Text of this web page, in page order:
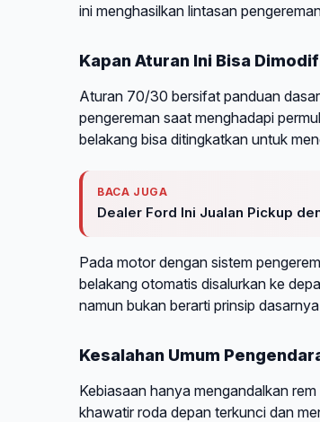
ini menghasilkan lintasan
Kapan Aturan Ini Bisa
Aturan 70/30 bersifat panduan
pengereman saat menghadapi
belakang bisa ditingkatkan untuk
BACA JUGA
Dealer Ford Ini Jualan Pickup
Pada motor dengan sistem
belakang otomatis disalurkan ke
namun bukan berarti prinsip
Kesalahan Umum
Kebiasaan hanya mengandalkan
khawatir roda depan terkunci dan